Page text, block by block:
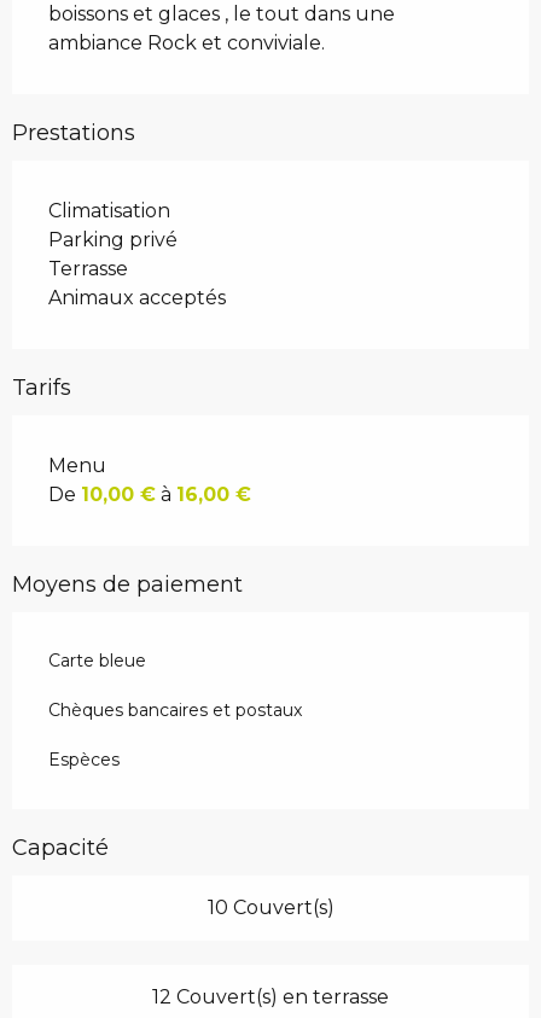
boissons et glaces , le tout dans une
ambiance Rock et conviviale.
Prestations
Climatisation
Parking privé
Terrasse
Animaux acceptés
Tarifs
Menu
De 10,00 € à 16,00 €
Moyens de paiement
Carte bleue
Chèques bancaires et postaux
Espèces
Capacité
10 Couvert(s)
12 Couvert(s) en terrasse